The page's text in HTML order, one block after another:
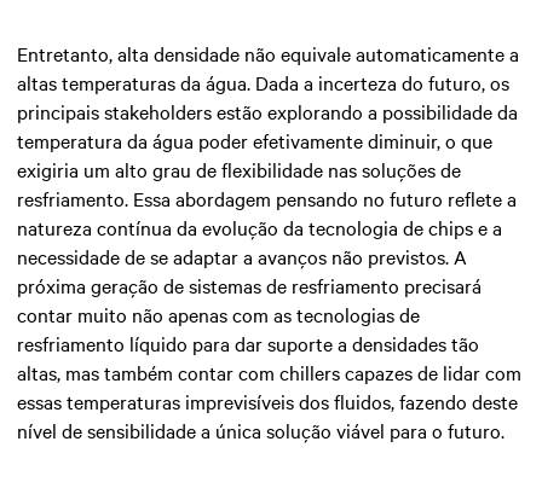
Entretanto, alta densidade não equivale automaticamente a
altas temperaturas da água. Dada a incerteza do futuro, os
principais stakeholders estão explorando a possibilidade da
temperatura da água poder efetivamente diminuir, o que
exigiria um alto grau de flexibilidade nas soluções de
resfriamento. Essa abordagem pensando no futuro reflete a
natureza contínua da evolução da tecnologia de chips e a
necessidade de se adaptar a avanços não previstos. A
próxima geração de sistemas de resfriamento precisará
contar muito não apenas com as tecnologias de
resfriamento líquido para dar suporte a densidades tão
altas, mas também contar com chillers capazes de lidar com
essas temperaturas imprevisíveis dos fluidos, fazendo deste
nível de sensibilidade a única solução viável para o futuro.